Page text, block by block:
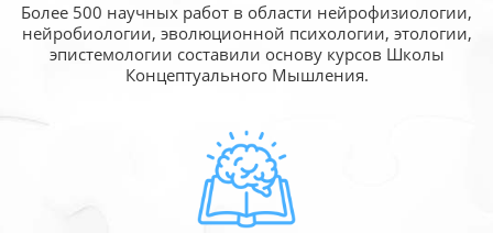
Более 500 научных работ в области нейрофизиологии,
нейробиологии, эволюционной психологии, этологии,
эпистемологии составили основу курсов Школы
Концептуального Мышления.